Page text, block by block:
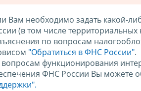
Вам необходимо задать какой-
(в том числе
по вопросам
"Обратиться в ФНС России".
функционирования
ФНС России Вы можете